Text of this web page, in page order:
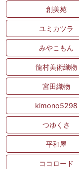
創美苑
ユミカツラ
みやこもん
龍村美術織物
宮田織物
kimono5298
つゆくさ
平和屋
ココロード